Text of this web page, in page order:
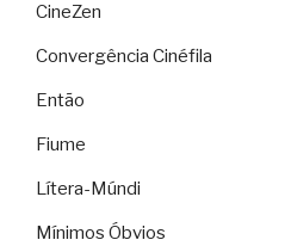
CineZen
Convergência Cinéfila
Então
Fiume
Lítera-Múndi
Mínimos Óbvios